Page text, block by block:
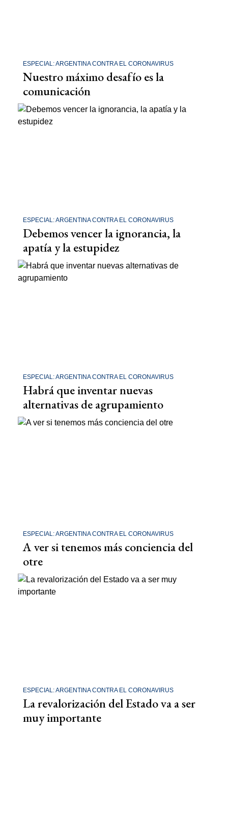
ESPECIAL: ARGENTINA CONTRA EL CORONAVIRUS
Nuestro máximo desafío es la
comunicación
ESPECIAL: ARGENTINA CONTRA EL CORONAVIRUS
Debemos vencer la ignorancia, la
apatía y la estupidez
ESPECIAL: ARGENTINA CONTRA EL CORONAVIRUS
Habrá que inventar nuevas
alternativas de agrupamiento
ESPECIAL: ARGENTINA CONTRA EL CORONAVIRUS
A ver si tenemos más conciencia del
otre
ESPECIAL: ARGENTINA CONTRA EL CORONAVIRUS
La revalorización del Estado va a ser
muy importante